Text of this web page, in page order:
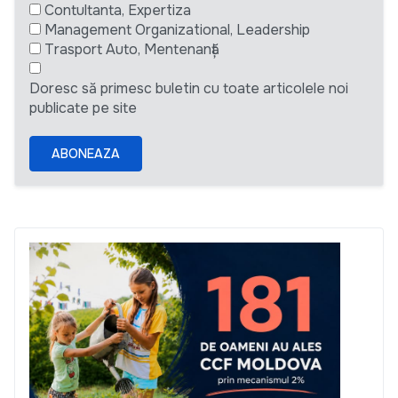
Contultanta, Expertiza
Management Organizational, Leadership
Trasport Auto, Mentenanță
Doresc să primesc buletin cu toate articolele noi
publicate pe site
ABONEAZA